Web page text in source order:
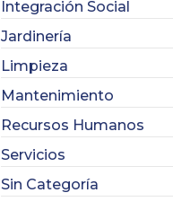
Integración Social
Jardinería
Limpieza
Mantenimiento
Recursos Humanos
Servicios
Sin Categoría